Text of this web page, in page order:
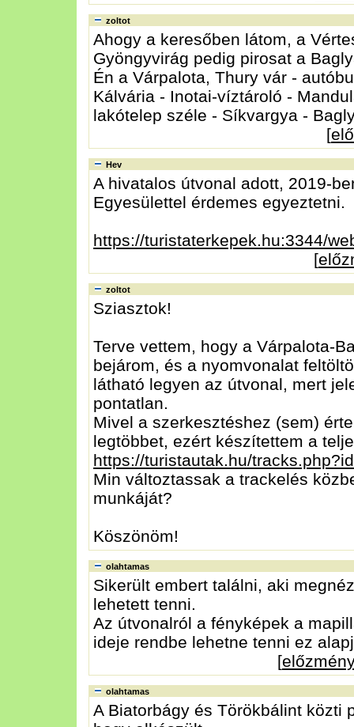
zoltot
Ahogy a keresőben látom, a
Gyöngyvirág pedig pirosat a
Én a Várpalota, Thury vár -
Kálvária - Inotai-víztároló -
lakótelep széle - Síkvargya -
[
Hev
A hivatalos útvonal adott, 2019-
Egyesülettel érdemes egyeztetni.
https://turistaterkepek.hu:3344/
[
zoltot
Sziasztok!
Terve vettem, hogy a Várpalota-
bejárom, és a nyomvonalat
látható legyen az útvonal, mert
pontatlan.
Mivel a szerkesztéshez (sem)
legtöbbet, ezért készítettem a
https://turistautak.hu/
Min változtassak a trackelés
munkáját?
Köszönöm!
olahtamas
Sikerült embert találni, aki
lehetett tenni.
Az útvonalról a fényképek a
ideje rendbe lehetne tenni ez
[
olahtamas
A Biatorbágy és Törökbálint közti